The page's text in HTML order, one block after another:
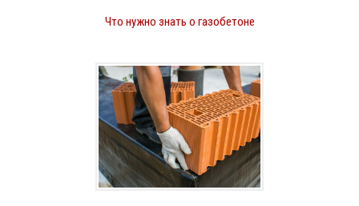
Что нужно знать о газобетоне